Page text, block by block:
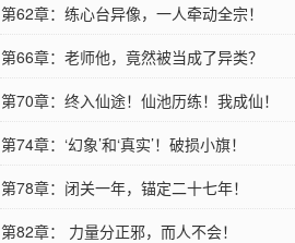
第62章：练心台异像，一人牵动全宗！
第66章：老师他，竟然被当成了异类？
第70章：终入仙途！仙池历练！我成仙！
第74章：‘幻象’和‘真实’！破损小旗！
第78章：闭关一年，锚定二十七年！
第82章： 力量分正邪，而人不会！